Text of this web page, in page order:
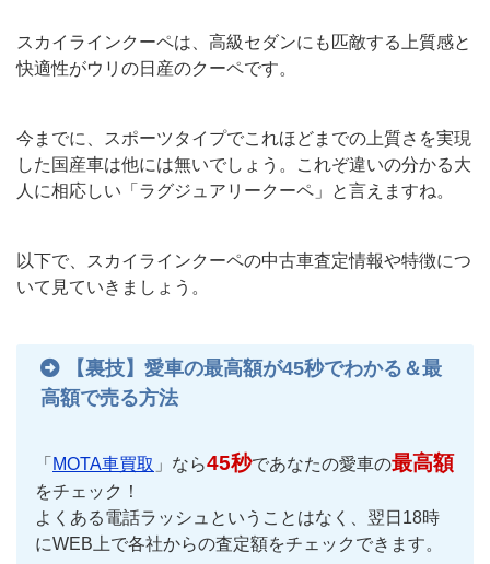
スカイラインクーペは、高級セダンにも匹敵する上質感と
快適性がウリの日産のクーペです。
今までに、スポーツタイプでこれほどまでの上質さを実現
した国産車は他には無いでしょう。これぞ違いの分かる大
人に相応しい「ラグジュアリークーペ」と言えますね。
以下で、スカイラインクーペの中古車査定情報や特徴につ
いて見ていきましょう。
【裏技】愛車の最高額が45秒でわかる＆最
高額で売る方法
「 MOTA車買取 」なら45秒であなたの愛車の最高額
をチェック！
よくある電話ラッシュということはなく、翌日18時
にWEB上で各社からの査定額をチェックできます。